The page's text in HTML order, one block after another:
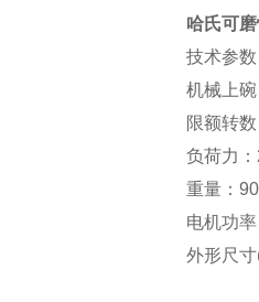
哈氏可
技术参
机械上
限额转
负荷力
重量：
电机功
外形尺